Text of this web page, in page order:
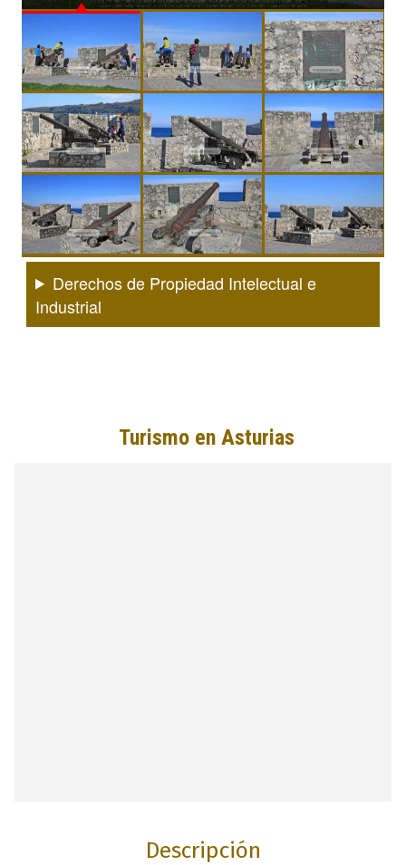
Descripción